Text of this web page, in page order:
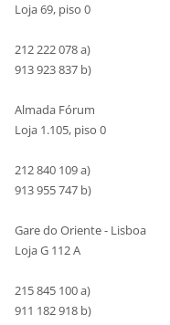
Loja 69, piso 0
212 222 078 a)
913 923 837 b)
Almada Fórum
Loja 1.105, piso 0
212 840 109 a)
913 955 747 b)
Gare do Oriente - Lisboa
Loja G 112 A
215 845 100 a)
911 182 918 b)